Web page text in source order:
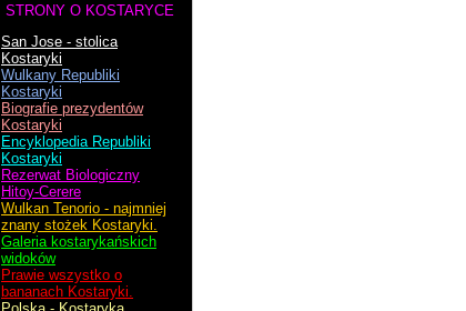
STRONY O KOSTARYCE
San Jose - stolica
Kostaryki
Wulkany Republiki
Kostaryki
Biografie prezydentów
Kostaryki
Encyklopedia Republiki
Kostaryki
Rezerwat Biologiczny
Hitoy-Cerere
Wulkan Tenorio - najmniej
znany stożek Kostaryki.
Galeria kostarykańskich
widoków
Prawie wszystko o
bananach Kostaryki.